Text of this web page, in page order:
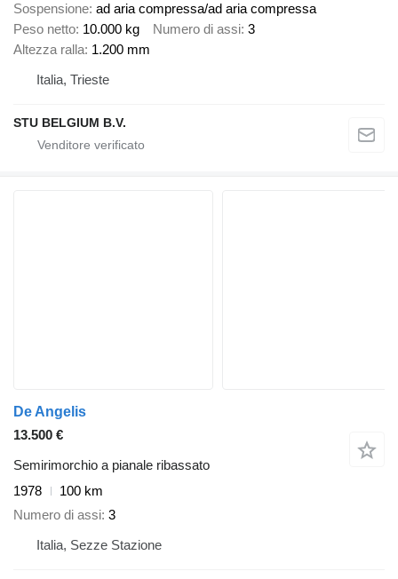
Sospensione ad aria compressa/ad aria compressa
Peso netto 10.000 kg Numero di assi 3
Altezza ralla 1.200 mm
Italia, Trieste
STU BELGIUM B.V.
De Angelis
13.500 €
Semirimorchio a pianale ribassato
1978
100 km
Numero di assi 3
Italia, Sezze Stazione